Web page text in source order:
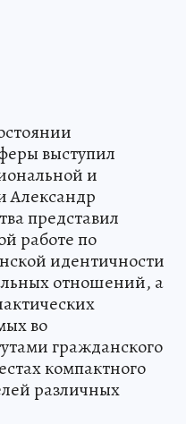
выступил
и
Александр
представил
работе по
идентичности
отношений, а
во
гражданского
компактного
различных